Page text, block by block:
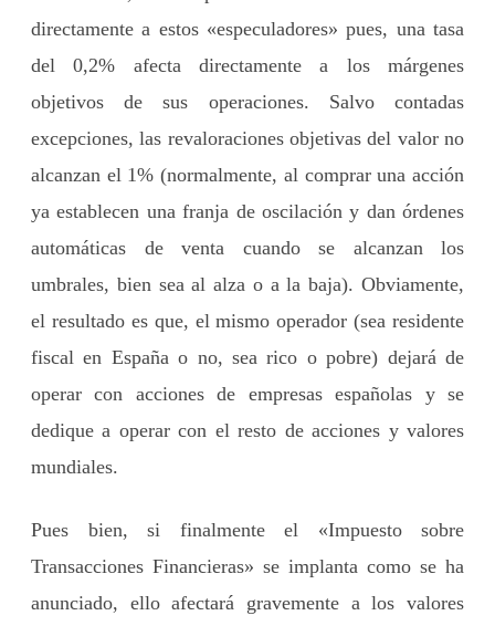
directamente a estos «especuladores» pues, una tasa
del 0,2% afecta directamente a los márgenes
objetivos de sus operaciones. Salvo contadas
excepciones, las revaloraciones objetivas del valor no
alcanzan el 1% (normalmente, al comprar una acción
ya establecen una franja de oscilación y dan órdenes
automáticas de venta cuando se alcanzan los
umbrales, bien sea al alza o a la baja). Obviamente,
el resultado es que, el mismo operador (sea residente
fiscal en España o no, sea rico o pobre) dejará de
operar con acciones de empresas españolas y se
dedique a operar con el resto de acciones y valores
mundiales.
Pues bien, si finalmente el «Impuesto sobre
Transacciones Financieras» se implanta como se ha
anunciado, ello afectará gravemente a los valores